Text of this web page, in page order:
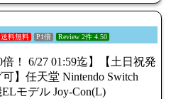
送料無料 P1倍 Review 2件 4.50
！ 6/27 01:59迄】【土日祝発
】任天堂 Nintendo Switch
モデル Joy-Con(L)